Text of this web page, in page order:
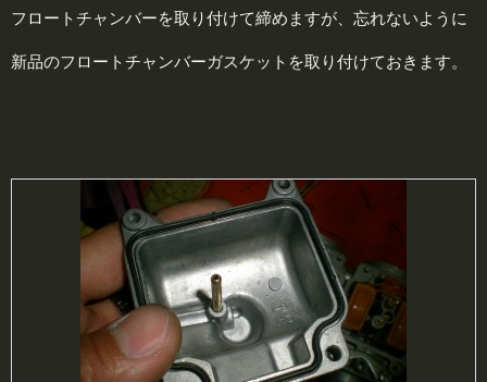
フロートチャンバーを取り付けて締めますが、忘れないように
新品のフロートチャンバーガスケットを取り付けておきます。